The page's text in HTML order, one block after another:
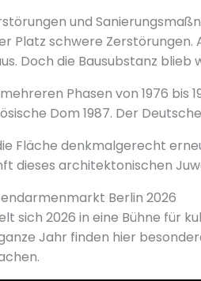
und
Platz schwere Zerstörungen.
Doch die Bausubstanz blieb
Phasen von 1976 bis
Dom 1987. Der
Fläche denkmalgerecht
dieses architektonischen
Berlin 2026
sich 2026 in eine Bühne für
Jahr finden hier